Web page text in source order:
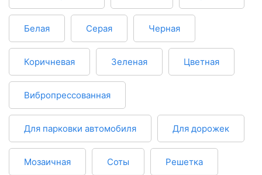
Белая Серая Черная
Коричневая Зеленая Цветная
Вибропрессованная
Для парковки автомобиля Для дорожек
Мозаичная Соты Решетка